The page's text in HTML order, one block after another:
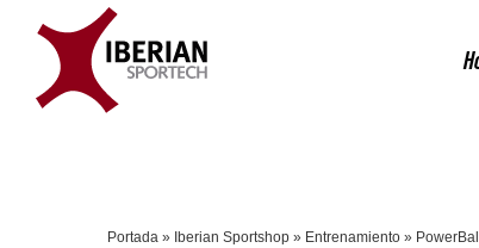
contenido
Portada» Iberian Sportshop» Entrenamiento»